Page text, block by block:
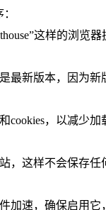
这样的浏览
最新版本，因为新
cookies，以减少加
，这样不会保存任
加速，确保启用它